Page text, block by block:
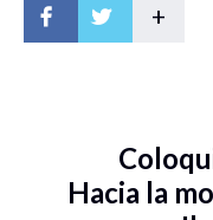
+
Hacia la